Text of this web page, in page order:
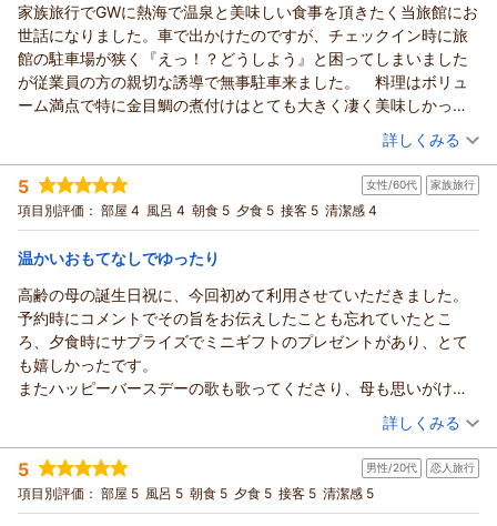
ます。
当館は小規模な宿だからこそ！お客様一人ひとりに寄り添った
接客を大切にしているので、そう感じていただけたことが本当
に嬉しいです。
いただいた言葉を励みに、これからも心地よい時間をお届けで
熱海の食いしんぼママ 中間
（返信日：2026/07/15）
熱海温泉 湯宿 みかんの木からの返信
さえ様
お帰りなさいませ！！
この度は2度目のご来館ありがとうございます！！
今回はお義母さまを連れての母の日旅行だったとのこと、その
大切なご旅行に当館を選んでいただけてとても嬉しく思いま
す。
お食事についてもお褒め頂きありがとうございます！
4歳・6歳のお子さまにはボリューム満点で少し多かったとのこ
と、正直にお伝えいただけてありがたいです。
りも「ちょっと多くて食べきれなかったね」と笑えるくらいの
方が、旅行らしくて素敵だなと考えておりますのでどうか気負
わないでください☆彡
また是非、お義母さまやお子さまたちと一緒に遊びに来ていた
だけたら嬉しいです！
（返信日：2026/07/15）
家族旅行でGWに熱海で温泉と美味しい食事を頂きたく当旅館にお
世話になりました。車で出かけたのですが、チェックイン時に旅
館の駐車場が狭く『えっ！？どうしよう』と困ってしまいました
が従業員の方の親切な誘導で無事駐車来ました。 料理はボリュ
ーム満点で特に金目鯛の煮付けはとても大きく凄く美味しかった
です！！温泉も少し狭いですが入るタイミングに寄ってはで貸切
状態でゆっくり入れました(^^)肌もスベスベで快適です。帰りに若
女将さんにお見送りしていただき感激しました。またお世話にな
りたいと思いました。
（投稿日：2026/05/03）
宿泊時期： 2026年05月宿泊 (家族旅行)
投稿者： クロネコさん
宿泊プラン： 【豪華舟盛＋金目鯛姿煮付】お魚好きのために2つの大人気メ
ニューのメインを一度に堪能♪【部屋食】
和室 朝・夕
朝/部屋出し
夕/部屋出し
熱海温泉 湯宿 みかんの木からの返信
クロネコ様
この度はご宿泊頂き誠にありがとうございます！
当館は坂の途中に立地しており、駐車場が少し狭めなので初め
てお越しの方はどうしてもドキドキしてしまうと思いますが、
スタッフが元気いっぱいで誘導させて頂きますのでどうぞご安
心くださいませ♪
お料理についてもお褒め頂き光栄です。
メインの「金目鯛の姿煮」は当館自慢の逸品で、たくさんのお
詳しくみる
5 女性/60代 家族旅行
項目別評価： 部屋 4 風呂 4 朝食 5 夕食 5 接客 5 清潔感 4
温かいおもてなしでゆったり
高齢の母の誕生日祝に、今回初めて利用させていただきました。
予約時にコメントでその旨をお伝えしたことも忘れていたとこ
ろ、夕食時にサプライズでミニギフトのプレゼントがあり、とて
も嬉しかったです。
またハッピーバースデーの歌も歌ってくださり、母も思いがけな
会計時に明細を見ると、バースデープランに無料変更されていた
ので、もともとプランとしてあったのを知らずに申し込んだた
め、変更してくださったようです。
朝夕食とも部屋でゆっくり楽しめることと、源泉かけ流しの温泉
（投稿日：2026/04/29）
宿泊時期： 2026年04月宿泊 (家族旅行)
投稿者： ミナトさん
宿泊プラン： 【じゃらんのお得な10日間】【早期割30】【部屋食】30日前
までの予約で最大2500円割【スタンダード料理】
和室 朝・夕
詳しくみる
5 男性/20代 恋人旅行
項目別評価： 部屋 5 風呂 5 朝食 5 夕食 5 接客 5 清潔感 5